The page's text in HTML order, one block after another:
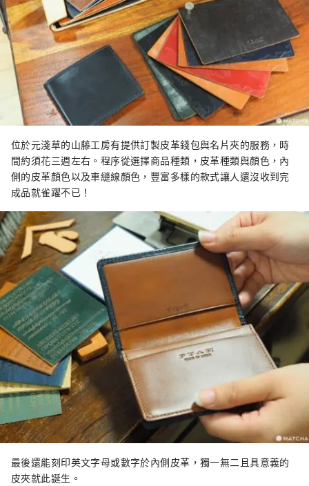
位於元淺草的山藤工房有提供訂製皮革錢包與名片夾的服務，時
間約須花三週左右。程序從選擇商品種類，皮革種類與顏色，內
側的皮革顏色以及車縫線顏色，豐富多樣的款式讓人還沒收到完
成品就雀躍不已！
最後還能刻印英文字母或數字於內側皮革，獨一無二且具意義的
皮夾就此誕生。